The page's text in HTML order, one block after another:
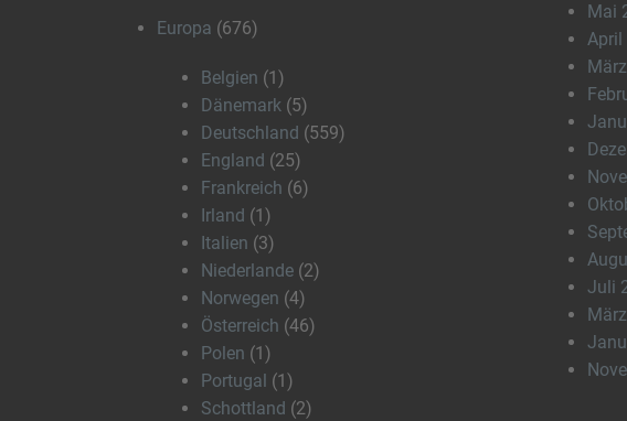
Europa (676)
Belgien (1)
Dänemark (5)
Deutschland (559)
England (25)
Frankreich (6)
Irland (1)
Italien (3)
Niederlande (2)
Norwegen (4)
Österreich (46)
Polen (1)
Portugal (1)
Schottland (2)
Mai
April
Juli